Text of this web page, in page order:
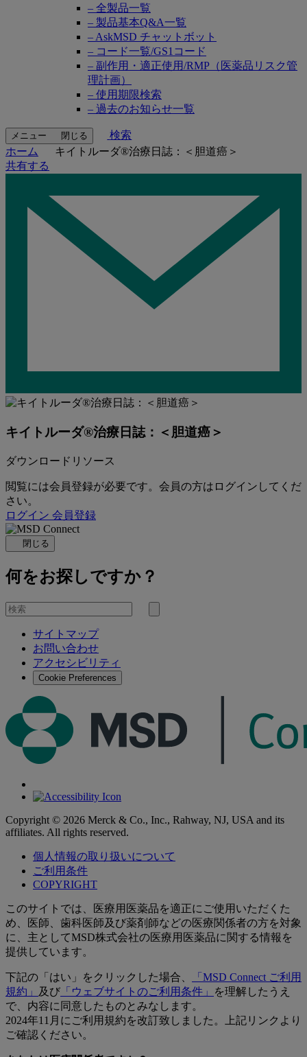
– 全製品一覧
– 製品基本Q&A一覧
– AskMSD チャットボット
– コード一覧/GS1コード
– 副作用・適正使用/RMP（医薬品リスク管
理計画）
– 使用期限検索
– 過去のお知らせ一覧
メニュー 閉じる
検索
ホーム
キイトルーダ®治療日誌：＜胆道癌＞
共有する
キイトルーダ®治療日誌：＜胆道癌＞
ダウンロードリソース
閲覧には会員登録が必要です。会員の方はログインしてくだ
さい。
ログイン 会員登録
閉じる
何をお探しですか？
を
検
サイトマップ
お問い合わせ
アクセシビリティ
Cookie Preferences
Copyright © 2026 Merck & Co., Inc., Rahway, NJ, USA and its
affiliates. All rights reserved.
個人情報の取り扱いについて
ご利用条件
COPYRIGHT
このサイトでは、医療用医薬品を適正にご使用いただくた
め、医師、歯科医師及び薬剤師などの医療関係者の方を対象
に、主としてMSD株式会社の医療用医薬品に関する情報を
提供しています。
下記の「はい」をクリックした場合、
「MSD Connect ご利用
規約」
及び 「ウェブサイトのご利用条件」
を理解したうえ
で、内容に同意したものとみなします。
2024年11月にご利用規約を改訂致しました。上記リンクより
ご確認ください。